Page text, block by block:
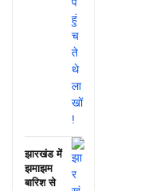
झारखंड में
झमाझम
बारिश से